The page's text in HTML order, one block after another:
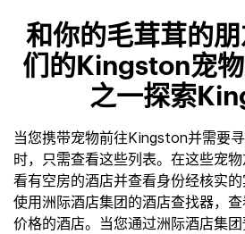
和你的毛茸茸的
们的Kingston宠
之一探索
当您携带宠物前往Kingston并需要
时，只需查看这些列表。在这些宠
看有空房的酒店并查看身份经核实的
使用洲际酒店集团的酒店查找器，
价格的酒店。当您通过洲际酒店集